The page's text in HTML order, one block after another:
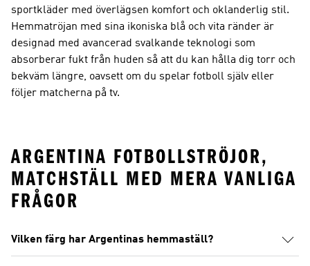
sportkläder med överlägsen komfort och oklanderlig stil.
Hemmatröjan med sina ikoniska blå och vita ränder är
designad med avancerad svalkande teknologi som
absorberar fukt från huden så att du kan hålla dig torr och
bekväm längre, oavsett om du spelar fotboll själv eller
följer matcherna på tv.
ARGENTINA FOTBOLLSTRÖJOR,
MATCHSTÄLL MED MERA VANLIGA
FRÅGOR
Vilken färg har Argentinas hemmaställ?